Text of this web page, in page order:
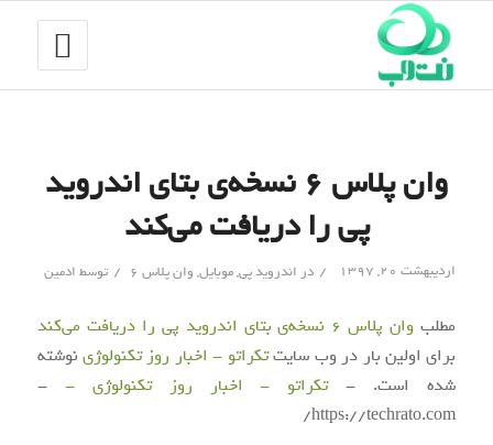
وان پلاس ۶ نسخه‌ی بتای اندروید
پی را دریافت می‌کند
اردیبهشت ۲۰, ۱۳۹۷ / در اندروید پی,موبایل, وان پلاس 6 / توسط ادمین
مطلب وان پلاس ۶ نسخه‌ی بتای اندروید پی را دریافت می‌کند
برای اولین بار در وب سایتتکراتو - اخبار روز تکنولوژینوشته
شده است. -تکراتو - اخبار روز تکنولوژی --
https://techrato.com/